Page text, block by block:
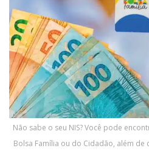
Não sabe o seu NIS? Você pode
Bolsa Família ou do Cidadão, além